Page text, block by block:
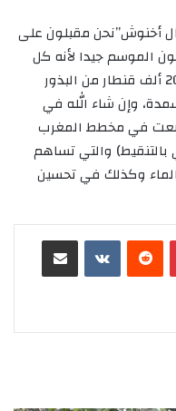
أخنوش”نحن مقبلون على
الموسم جيدا لأنه كل
شيء موجود هناك تقريبا مليونين و200 ألف قنطار من البذور
طن من الأسمدة، وإن شاء الله في
التي وضعت في مخطط المغرب
والتي تساهم
وكذلك في تحسين
بينتيريست